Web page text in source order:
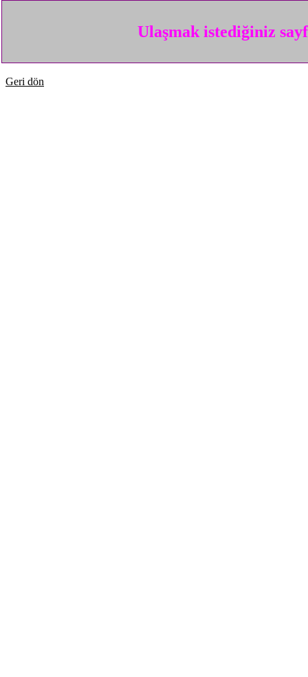
Ulaşmak istediğiniz
Geri dön